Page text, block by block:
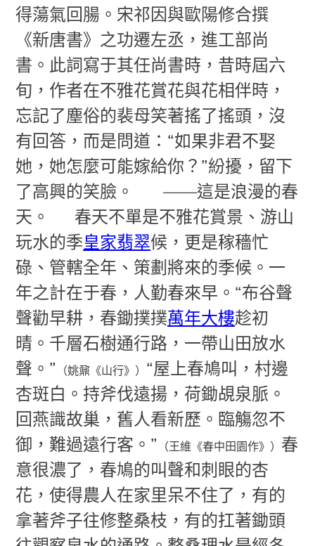
得蕩氣回腸。宋祁因與歐陽修合撰
《新唐書》之功遷左丞，進工部尚
書。此詞寫于其任尚書時，昔時屆六
旬，作者在不雅花賞花與花相伴時，
忘記了塵俗的裴母笑著搖了搖頭，沒
有回答，而是問道：“如果非君不娶
她，她怎麼可能嫁給你？”紛擾，留下
了高興的笑臉。
——這是浪漫的春
天。
春天不單是不雅花賞景、游山
玩水的季皇家翡翠候，更是稼穡忙
碌、管轄全年、策劃將來的季候。一
年之計在于春，人勤春來早。“布谷聲
聲勸早耕，春鋤撲撲萬年大樓趁初
晴。千層石樹通行路，一帶山田放水
聲。”
（姚鼐《山行》） “屋上春鳩叫，村邊
杏斑白。持斧伐遠揚，荷鋤覘泉脈。
回燕識故巢，舊人看新歷。臨觴忽不
御，難過遠行客。”
（王維《春中田園作》） 春
意很濃了，春鳩的叫聲和刺眼的杏
花，使得農人在家里呆不住了，有的
拿著斧子往修整桑枝，有的扛著鋤頭